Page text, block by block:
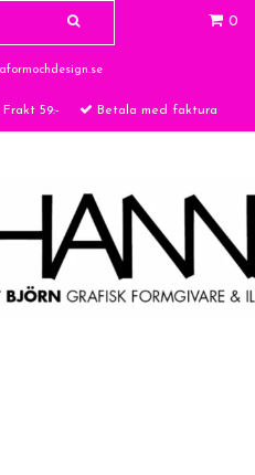
0
Frakt 59:- Betala med faktura